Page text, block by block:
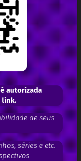
autorizada
link.
de seus
séries e etc.